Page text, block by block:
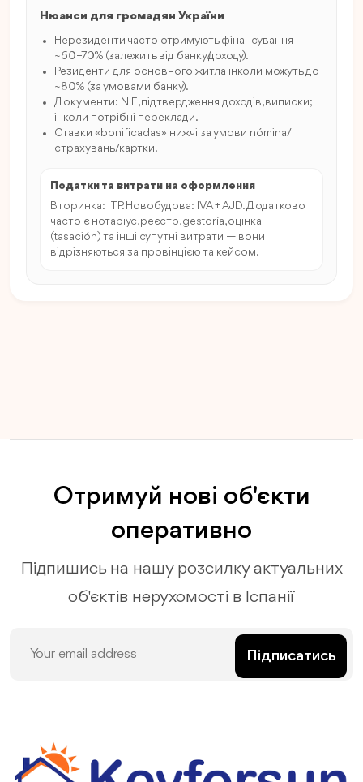
Нюанси для громадян України
Нерезиденти часто отримують фінансування
~60–70% (залежить від банку/доходу).
Резиденти для основного житла інколи можуть до
~80% (за умовами банку).
Документи: NIE, підтвердження доходів, виписки;
інколи потрібні переклади.
Ставки «bonificadas» нижчі за умови nómina/
страхувань/картки.
Податки та витрати на оформлення
Вторинка: ITP. Новобудова: IVA + AJD. Додатково
часто є нотаріус, реєстр, gestoría, оцінка
(tasación) та інші супутні витрати — вони
відрізняються за провінцією та кейсом.
Отримуй нові об'єкти
оперативно
Підпишись на нашу розсилку актуальних
об'єктів нерухомості в Іспанії
Підписатись